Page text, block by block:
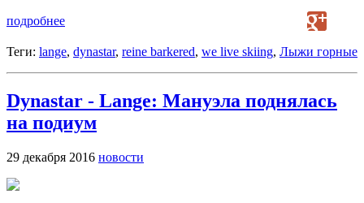
подробнее
Теги: lange, dynastar, reine barkered, we live skiing, Лыжи горные
Dynastar - Lange: Мануэла поднялась
на подиум
29 декабря 2016 новости